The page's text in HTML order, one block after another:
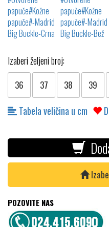
Izaberi željeni broj:
36 37 38 39
Tabela veličina u cm
POZOVITE NAS